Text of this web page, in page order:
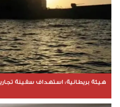
هيئة بريطانية: استهداف سفينة